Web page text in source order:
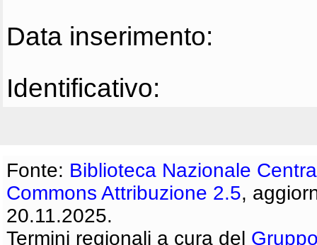
Data inserimento:
Identificativo:
Fonte: Biblioteca Nazionale
Commons Attribuzione 2.5,
20.11.2025.
Termini regionali a cura del